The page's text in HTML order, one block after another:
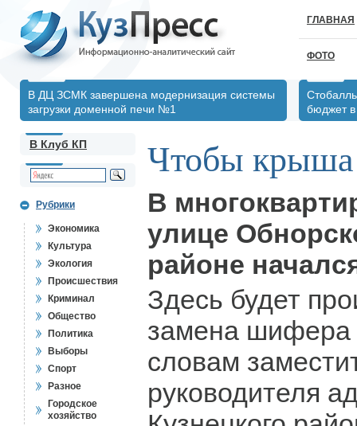
ГЛАВНАЯ
ФОТО
В ДЦ ЗСМК завершена модернизация системы
загрузки доменной печи №1
бюджет в
В Клуб КП
Рубрики
Экономика
Культура
Экология
Происшествия
Криминал
Общество
Политика
Выборы
Спорт
Разное
Городское
хозяйство
Чтобы крыша
В
улице
районе
Здесь будет
замена шифера
словам
руководителя